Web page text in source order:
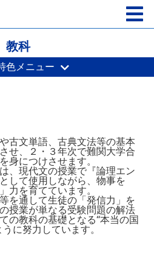
教科
色メニュー
古文単語、古典文法等の基本
せ、２・３年次で難関大学合
身につけさせます。
、現代文の授業で『論理エン
して使用しながら、物事を
力を育てています。
を通して生徒の「発信力」を
授業が単なる受験問題の解法
の教科の基礎となる“本当の国
に努力しています。